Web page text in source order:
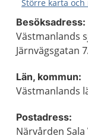
Större karta
Besöksadress:
Västmanlands
Järnvägsgatan
Län, kommun:
Västmanlands
Postadress:
Närvården Sala